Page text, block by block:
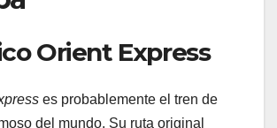
Orient Express
es probablemente el tren de
del mundo. Su ruta original